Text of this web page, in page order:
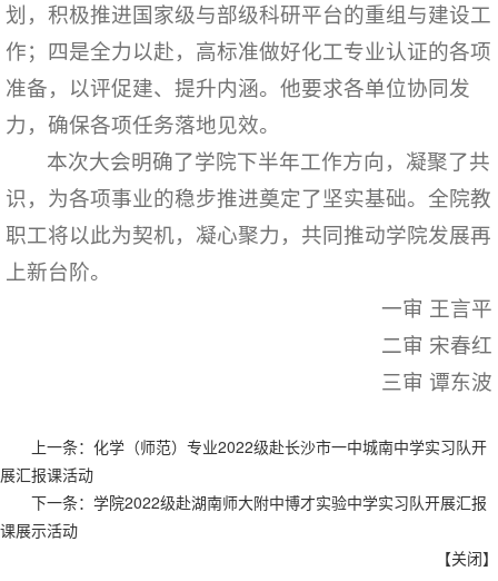
划，积极推进国家级与部级科研平台的重组与建设工
作；四是全力以赴，高标准做好化工专业认证的各项
准备，以评促建、提升内涵。他要求各单位协同发
力，确保各项任务落地见效。
本次大会明确了学院下半年工作方向，凝聚了共
识，为各项事业的稳步推进奠定了坚实基础。全院教
职工将以此为契机，凝心聚力，共同推动学院发展再
上新台阶。
一审 王言平
二审 宋春红
三审 谭东波
上一条： 化学（师范）专业2022级赴长沙市一中城南中学实习队开
展汇报课活动
下一条： 学院2022级赴湖南师大附中博才实验中学实习队开展汇报
课展示活动
【关闭】